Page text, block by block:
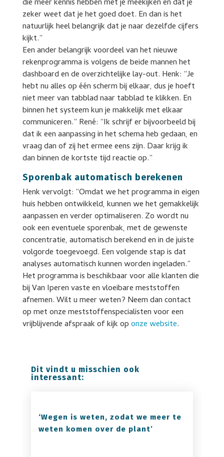
die meer kennis hebben met je meekijken en dat je
zeker weet dat je het goed doet. En dan is het
natuurlijk heel belangrijk dat je naar dezelfde cijfers
kijkt.”
Een ander belangrijk voordeel van het nieuwe
rekenprogramma is volgens de beide mannen het
dashboard en de overzichtelijke lay-out. Henk: “Je
hebt nu alles op één scherm bij elkaar, dus je hoeft
niet meer van tabblad naar tabblad te klikken. En
binnen het systeem kun je makkelijk met elkaar
communiceren.” René: “Ik schrijf er bijvoorbeeld bij
dat ik een aanpassing in het schema heb gedaan, en
vraag dan of zij het ermee eens zijn. Daar krijg ik
dan binnen de kortste tijd reactie op.”
Sporenbak automatisch berekenen
Henk vervolgt: “Omdat we het programma in eigen
huis hebben ontwikkeld, kunnen we het gemakkelijk
aanpassen en verder optimaliseren. Zo wordt nu
ook een eventuele sporenbak, met de gewenste
concentratie, automatisch berekend en in de juiste
volgorde toegevoegd. Een volgende stap is dat
analyses automatisch kunnen worden ingeladen.”
Het programma is beschikbaar voor alle klanten die
bij Van Iperen vaste en vloeibare meststoffen
afnemen. Wilt u meer weten? Neem dan contact
op met onze meststoffenspecialisten voor een
vrijblijvende afspraak of kijk oponze website.
Dit vindt u misschien ook
interessant:
‘Wegen is weten, zodat we meer te
weten komen over de plant’